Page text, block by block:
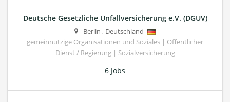
Deutsche Gesetzliche Unfallversicherung e.V. (DGUV)
Berlin , Deutschland
gemeinnützige Organisationen und Soziales | Öffentlicher
Dienst / Regierung | Sozialversicherung
6 Jobs